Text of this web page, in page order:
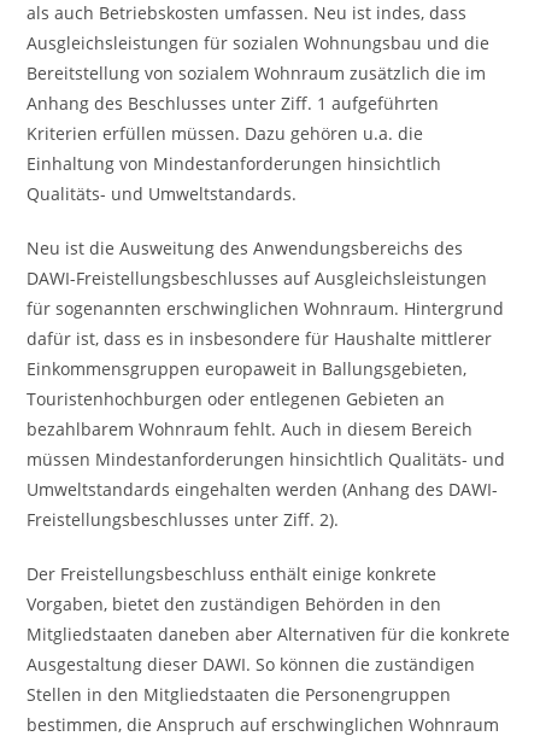
als auch Betriebskosten umfassen. Neu ist indes, dass
Ausgleichsleistungen für sozialen Wohnungsbau und die
Bereitstellung von sozialem Wohnraum zusätzlich die im
Anhang des Beschlusses unter Ziff. 1 aufgeführten
Kriterien erfüllen müssen. Dazu gehören u.a. die
Einhaltung von Mindestanforderungen hinsichtlich
Qualitäts- und Umweltstandards.
Neu ist die Ausweitung des Anwendungsbereichs des
DAWI-Freistellungsbeschlusses auf Ausgleichsleistungen
für sogenannten erschwinglichen Wohnraum. Hintergrund
dafür ist, dass es in insbesondere für Haushalte mittlerer
Einkommensgruppen europaweit in Ballungsgebieten,
Touristenhochburgen oder entlegenen Gebieten an
bezahlbarem Wohnraum fehlt. Auch in diesem Bereich
müssen Mindestanforderungen hinsichtlich Qualitäts- und
Umweltstandards eingehalten werden (Anhang des DAWI-
Freistellungsbeschlusses unter Ziff. 2).
Der Freistellungsbeschluss enthält einige konkrete
Vorgaben, bietet den zuständigen Behörden in den
Mitgliedstaaten daneben aber Alternativen für die konkrete
Ausgestaltung dieser DAWI. So können die zuständigen
Stellen in den Mitgliedstaaten die Personengruppen
bestimmen, die Anspruch auf erschwinglichen Wohnraum